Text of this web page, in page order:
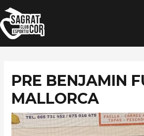
al
contenido
PRE BENJAMIN
MALLORCA